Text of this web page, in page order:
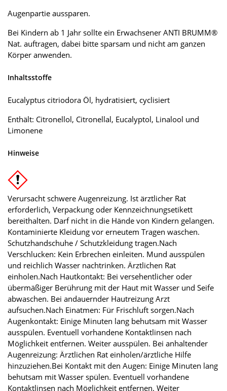
Augenpartie aussparen.
Bei Kindern ab 1 Jahr sollte ein Erwachsener ANTI BRUMM®
Nat. auftragen, dabei bitte sparsam und nicht am ganzen
Körper anwenden.
Inhaltsstoffe
Eucalyptus citriodora Öl, hydratisiert, cyclisiert
Enthält: Citronellol, Citronellal, Eucalyptol, Linalool und
Limonene
Hinweise
Verursacht schwere Augenreizung. Ist ärztlicher Rat
erforderlich, Verpackung oder Kennzeichnungsetikett
bereithalten. Darf nicht in die Hände von Kindern gelangen.
Kontaminierte Kleidung vor erneutem Tragen waschen.
Schutzhandschuhe / Schutzkleidung tragen.Nach
Verschlucken: Kein Erbrechen einleiten. Mund ausspülen
und reichlich Wasser nachtrinken. Ärztlichen Rat
einholen.Nach Hautkontakt: Bei versehentlicher oder
übermäßiger Berührung mit der Haut mit Wasser und Seife
abwaschen. Bei andauernder Hautreizung Arzt
aufsuchen.Nach Einatmen: Für Frischluft sorgen.Nach
Augenkontakt: Einige Minuten lang behutsam mit Wasser
ausspülen. Eventuell vorhandene Kontaktlinsen nach
Möglichkeit entfernen. Weiter ausspülen. Bei anhaltender
Augenreizung: Ärztlichen Rat einholen/ärztliche Hilfe
hinzuziehen.Bei Kontakt mit den Augen: Einige Minuten lang
behutsam mit Wasser spülen. Eventuell vorhandene
Kontaktlinsen nach Möglichkeit entfernen. Weiter